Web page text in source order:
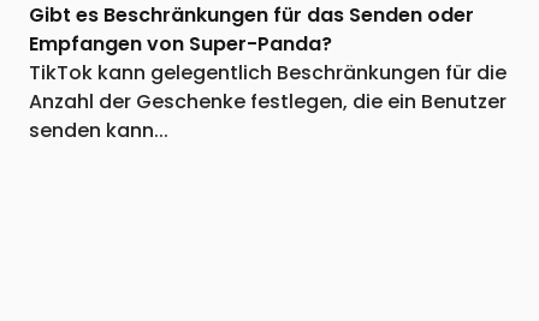
Gibt es Beschränkungen für das Senden oder
Empfangen von Super-Panda?
TikTok kann gelegentlich Beschränkungen für die
Anzahl der Geschenke festlegen, die ein Benutzer
senden kann...